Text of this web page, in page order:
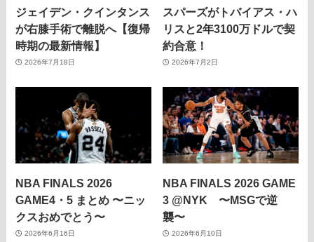
ジェイデン・クインタンス
が右膝手術で離脱へ【復帰
時期の最新情報】
2026年7月18日
スパーズがトバイアス・ハ
リスと2年3100万ドルで契
約合意！
2026年7月2日
NBA FINALS 2026
GAME4・5 まとめ 〜ニッ
クスおめでとう〜
2026年6月16日
NBA FINALS 2026 GAME
3 @NYK 〜MSGで逆
襲〜
2026年6月10日